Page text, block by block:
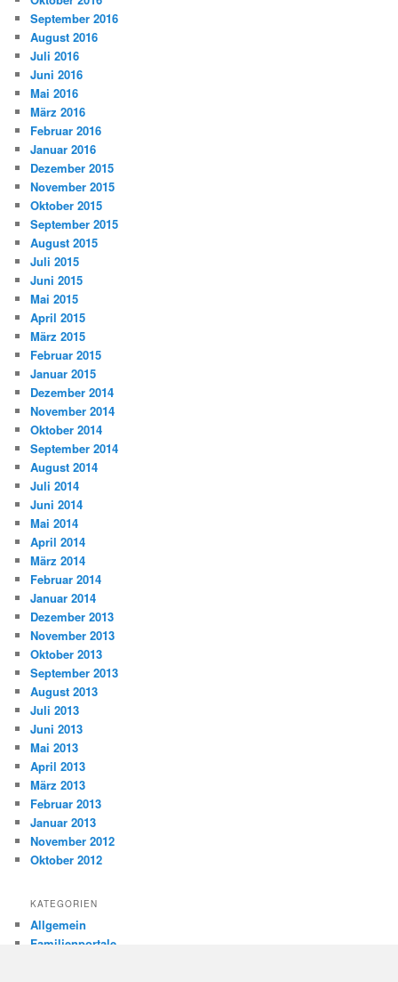
September 2016
August 2016
Juli 2016
Juni 2016
Mai 2016
März 2016
Februar 2016
Januar 2016
Dezember 2015
November 2015
Oktober 2015
September 2015
August 2015
Juli 2015
Juni 2015
Mai 2015
April 2015
März 2015
Februar 2015
Januar 2015
Dezember 2014
November 2014
Oktober 2014
September 2014
August 2014
Juli 2014
Juni 2014
Mai 2014
April 2014
März 2014
Februar 2014
Januar 2014
Dezember 2013
November 2013
Oktober 2013
September 2013
August 2013
Juli 2013
Juni 2013
Mai 2013
April 2013
März 2013
Februar 2013
Januar 2013
November 2012
Oktober 2012
KATEGORIEN
Allgemein
Familienportale